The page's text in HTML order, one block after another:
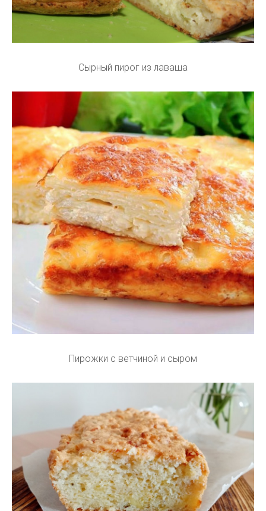
Сырный пирог из лаваша
Пирожки с ветчиной и сыром